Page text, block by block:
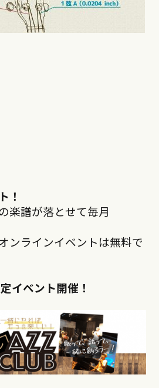
！
楽譜が落とせて毎月
ンラインイベントは無料で
イベント開催！